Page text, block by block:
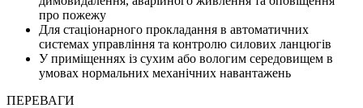
про пожежу
Для стаціонарного прокладання в автоматичних
системах управління та контролю силових ланцюгів
У приміщеннях із сухим або вологим середовищем в
умовах нормальних механічних навантажень
ПЕРЕВАГИ